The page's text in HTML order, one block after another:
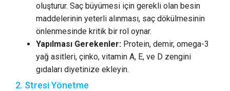
oluşturur. Saç büyümesi için gerekli olan besin
maddelerinin yeterli alınması, saç dökülmesinin
önlenmesinde kritik bir rol oynar.
Yapılması Gerekenler: Protein, demir, omega-3
yağ asitleri, çinko, vitamin A, E, ve D zengini
gıdaları diyetinize ekleyin.
2. Stresi Yönetme